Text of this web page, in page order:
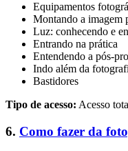
Equipamentos
Montando a imagem
Luz: conhecendo e
Entrando na prática
Entendendo a pós-
Indo além da
Bastidores
Tipo de acesso: Acesso
6. Como fazer da